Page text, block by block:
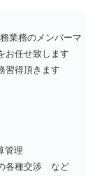
業務のメンバーマ
お任せ致します
習得頂きます
管理
各種交渉 など